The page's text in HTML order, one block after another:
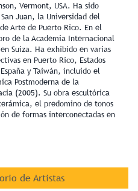
Vermont, USA. Ha sido
Juan, la Universidad del
Arte de Puerto Rico. En el
de la Academia Internacional
Suiza. Ha exhibido en varias
en Puerto Rico, Estados
y Taiwán, incluido el
Postmoderna de la
(2005). Su obra escultórica
el predomino de tonos
de formas interconectadas en
de Artistas